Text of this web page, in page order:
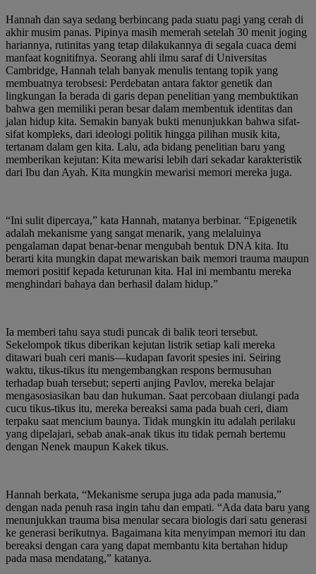
Hannah dan saya sedang berbincang pada suatu pagi yang cerah di
akhir musim panas. Pipinya masih memerah setelah 30 menit joging
hariannya, rutinitas yang tetap dilakukannya di segala cuaca demi
manfaat kognitifnya. Seorang ahli ilmu saraf di Universitas
Cambridge, Hannah telah banyak menulis tentang topik yang
membuatnya terobsesi: Perdebatan antara faktor genetik dan
lingkungan Ia berada di garis depan penelitian yang membuktikan
bahwa gen memiliki peran besar dalam membentuk identitas dan
jalan hidup kita. Semakin banyak bukti menunjukkan bahwa sifat-
sifat kompleks, dari ideologi politik hingga pilihan musik kita,
tertanam dalam gen kita. Lalu, ada bidang penelitian baru yang
memberikan kejutan: Kita mewarisi lebih dari sekadar karakteristik
dari Ibu dan Ayah. Kita mungkin mewarisi memori mereka juga.
“Ini sulit dipercaya,” kata Hannah, matanya berbinar. “Epigenetik
adalah mekanisme yang sangat menarik, yang melaluinya
pengalaman dapat benar-benar mengubah bentuk DNA kita. Itu
berarti kita mungkin dapat mewariskan baik memori trauma maupun
memori positif kepada keturunan kita. Hal ini membantu mereka
menghindari bahaya dan berhasil dalam hidup.”
Ia memberi tahu saya studi puncak di balik teori tersebut.
Sekelompok tikus diberikan kejutan listrik setiap kali mereka
ditawari buah ceri manis—kudapan favorit spesies ini. Seiring
waktu, tikus-tikus itu mengembangkan respons bermusuhan
terhadap buah tersebut; seperti anjing Pavlov, mereka belajar
mengasosiasikan bau dan hukuman. Saat percobaan diulangi pada
cucu tikus-tikus itu, mereka bereaksi sama pada buah ceri, diam
terpaku saat mencium baunya. Tidak mungkin itu adalah perilaku
yang dipelajari, sebab anak-anak tikus itu tidak pernah bertemu
dengan Nenek maupun Kakek tikus.
Hannah berkata, “Mekanisme serupa juga ada pada manusia,”
dengan nada penuh rasa ingin tahu dan empati. “Ada data baru yang
menunjukkan trauma bisa menular secara biologis dari satu generasi
ke generasi berikutnya. Bagaimana kita menyimpan memori itu dan
bereaksi dengan cara yang dapat membantu kita bertahan hidup
pada masa mendatang,” katanya.